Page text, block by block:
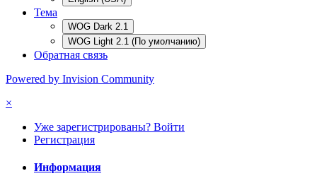
Тема
WOG Dark 2.1
WOG Light 2.1 (По умолчанию)
Обратная связь
Powered by Invision Community
×
Уже зарегистрированы? Войти
Регистрация
Информация